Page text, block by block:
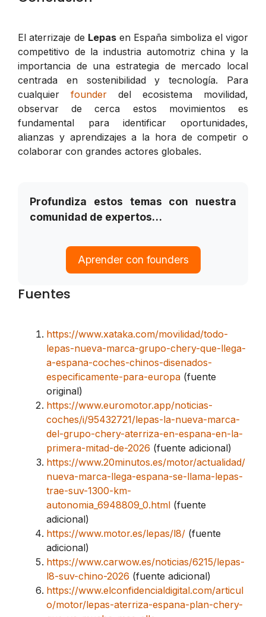
El aterrizaje de Lepasen España simboliza el vigor
competitivo de la industria automotriz china y la
importancia de una estrategia de mercado local
centrada en sostenibilidad y tecnología. Para
cualquier founder del ecosistema movilidad,
observar de cerca estos movimientos es
fundamental para identificar oportunidades,
alianzas y aprendizajes a la hora de competir o
colaborar con grandes actores globales.
Profundiza estos temas con nuestra
comunidad de expertos…
Aprender con founders
Fuentes
https://www.xataka.com/movilidad/todo-
lepas-nueva-marca-grupo-chery-que-llega-
a-espana-coches-chinos-disenados-
especificamente-para-europa (fuente
original)
https://www.euromotor.app/noticias-
coches/i/95432721/lepas-la-nueva-marca-
del-grupo-chery-aterriza-en-espana-en-la-
primera-mitad-de-2026 (fuente adicional)
https://www.20minutos.es/motor/actualidad/
nueva-marca-llega-espana-se-llama-lepas-
trae-suv-1300-km-
autonomia_6948809_0.html (fuente
adicional)
https://www.motor.es/lepas/l8/ (fuente
adicional)
https://www.carwow.es/noticias/6215/lepas-
l8-suv-chino-2026 (fuente adicional)
https://www.elconfidencialdigital.com/articul
o/motor/lepas-aterriza-espana-plan-chery-